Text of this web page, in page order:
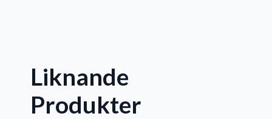
Liknande
Produkter